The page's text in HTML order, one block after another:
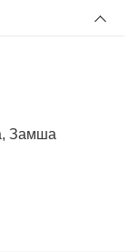
Замша